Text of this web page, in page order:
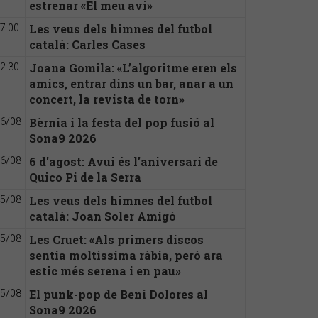
estrenar «El meu avi»
Les veus dels himnes del futbol
català: Carles Cases
Joana Gomila: «L’algoritme eren els
amics, entrar dins un bar, anar a un
concert, la revista de torn»
08
Bèrnia i la festa del pop fusió al
Sona9 2026
08
6 d'agost: Avui és l'aniversari de
Quico Pi de la Serra
08
Les veus dels himnes del futbol
català: Joan Soler Amigó
08
Les Cruet: «Als primers discos
sentia moltíssima ràbia, però ara
estic més serena i en pau»
08
El punk-pop de Beni Dolores al
Sona9 2026